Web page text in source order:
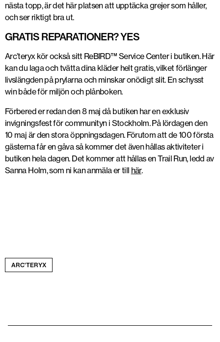
nästa topp, är det här platsen att upptäcka grejer som håller,
och ser riktigt bra ut.
GRATIS REPARATIONER? YES
Arc’teryx kör också sitt ReBIRD™ Service Centeri butiken. Här
kan du laga och tvätta dina kläder helt gratis, vilket förlänger
livslängden på prylarna och minskar onödigt slit. En schysst
win både för miljön och plånboken.
Förbered er redan den 8 maj då butiken har en exklusiv
invigningsfest för communityn i Stockholm. På lördagen den
10 maj är den stora öppningsdagen. Förutom att de 100 första
gästerna får en gåva så kommer det även hållas aktiviteter i
butiken hela dagen. Det kommer att hållas en Trail Run, ledd av
Sanna Holm, som ni kan anmäla er till här.
ARC'TERYX